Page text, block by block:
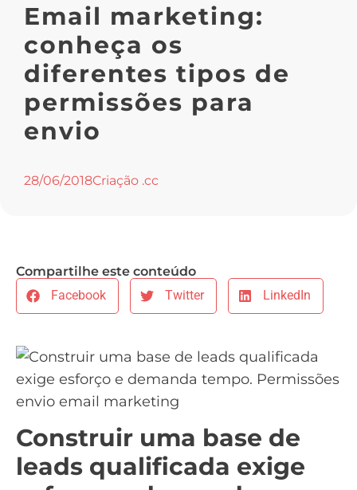
Email marketing:
conheça os
diferentes tipos de
permissões para
envio
28/06/2018Criação .cc
Compartilhe este conteúdo
Facebook
Twitter LinkedIn
Construir uma base de
leads qualificada exige